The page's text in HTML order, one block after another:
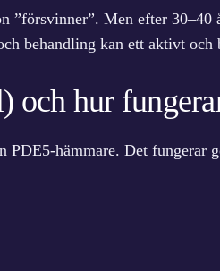
”försvinner”. Men efter
behandling kan ett aktivt
och hur
PDE5-hämmare. Det fungerar